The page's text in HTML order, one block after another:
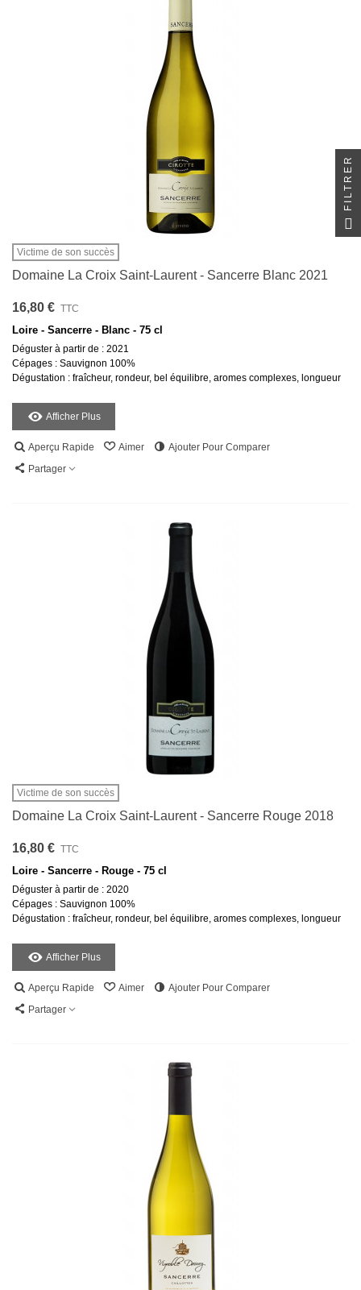
Victime de son succès
Domaine La Croix Saint-Laurent - Sancerre Blanc 2021
16,80 € TTC
Loire - Sancerre - Blanc - 75 cl
Déguster à partir de : 2021
Cépages : Sauvignon 100%
Dégustation : fraîcheur, rondeur, bel équilibre, aromes complexes, longueur
Afficher Plus
Aperçu Rapide Aimer
Ajouter Pour Comparer
Partager
Victime de son succès
Domaine La Croix Saint-Laurent - Sancerre Rouge 2018
16,80 € TTC
Loire - Sancerre - Rouge - 75 cl
Déguster à partir de : 2020
Cépages : Sauvignon 100%
Dégustation : fraîcheur, rondeur, bel équilibre, aromes complexes, longueur
Afficher Plus
Aperçu Rapide Aimer
Ajouter Pour Comparer
Partager
FILTRER